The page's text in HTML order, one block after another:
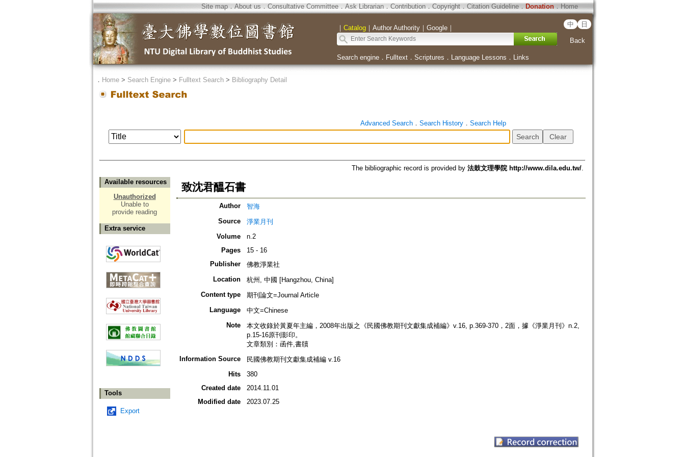
Site map．About us ． Consultative Committee． Ask Librarian． Contribution．Copyright．Citation Guideline． Donation．Home
｜ Catalog｜ Author Authority｜ Google｜ 中 日
Back
Search engine． Fulltext． Scriptures ． Language Lessons ． Links
． Home> Search Engine> Fulltext Search> Bibliography Detail
Advanced Search． Search History． Search Help
The bibliographic record is provided by 法鼓文理學院 http://www.dila.edu.tw/.
Available resources
Unauthorized
Unable to
provide reading
Extra service
Tools
Export
致沈君醞石書
Author
智海
Source
淨業月刊
Volume
n.2
Pages
15 - 16
Publisher
佛教淨業社
Location
杭州, 中國 [Hangzhou, China]
Content type
期刊論文=Journal Article
Language
中文=Chinese
Note
本文收錄於黃夏年主編，2008年出版之《民國佛教期刊文獻集成補編》v.16, p.369-370，2面，據《淨業月刊》n.2,
p.15-16原刊影印。
文章類別：函件,書牘
Information Source
民國佛教期刊文獻集成補編 v.16
Hits
380
Created date
2014.11.01
Modified date
2023.07.25